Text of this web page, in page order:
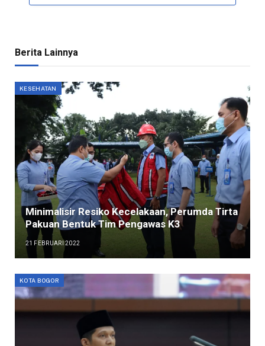
Berita Lainnya
KESEHATAN
Minimalisir Resiko Kecelakaan, Perumda Tirta
Pakuan Bentuk Tim Pengawas K3
21 FEBRUARI 2022
KOTA BOGOR